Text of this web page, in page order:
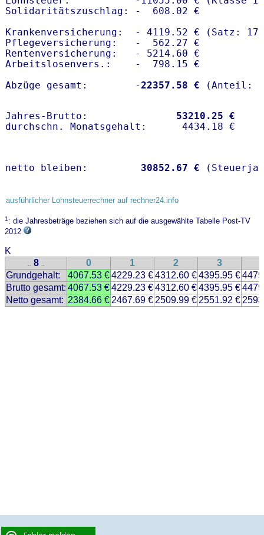
Solidaritätszuschlag: -  608.02 €
Krankenversicherung:  - 4119.52 € (Satz:
Pflegeversicherung:   -  562.27 €
Rentenversicherung:   - 5214.60 €
Arbeitslosenvers.:    -  798.15 €
Abzüge gesamt:        -22357.58 €
Jahres-Brutto: 53210.25 €
netto bleiben: 30852.67 €
ausführlicher Lohnsteuerrechner auf rechner24.info
1: die Jahresbeträge beziehen sich auf die ausgewählte Tabelle Post-TV
2012
K
.. 8 .. 0 1 2 3
Grundgehalt:
4067.53 €4229.23 €4312.60 €4395.95 €
Brutto gesamt: 4067.53 €4229.23 €4312.60 €4395.95 €
Netto gesamt: 2384.66 € 2467.69 € 2509.99 € 2551.92 €